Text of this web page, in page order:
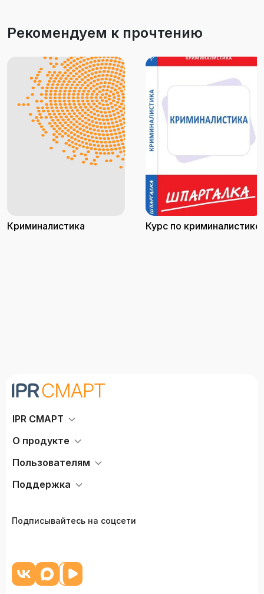
Рекомендуем к прочтению
Криминалистика Курс по криминалистике
IPR СМАРТ
О продукте
Пользователям
Поддержка
Подписывайтесь на соцсети